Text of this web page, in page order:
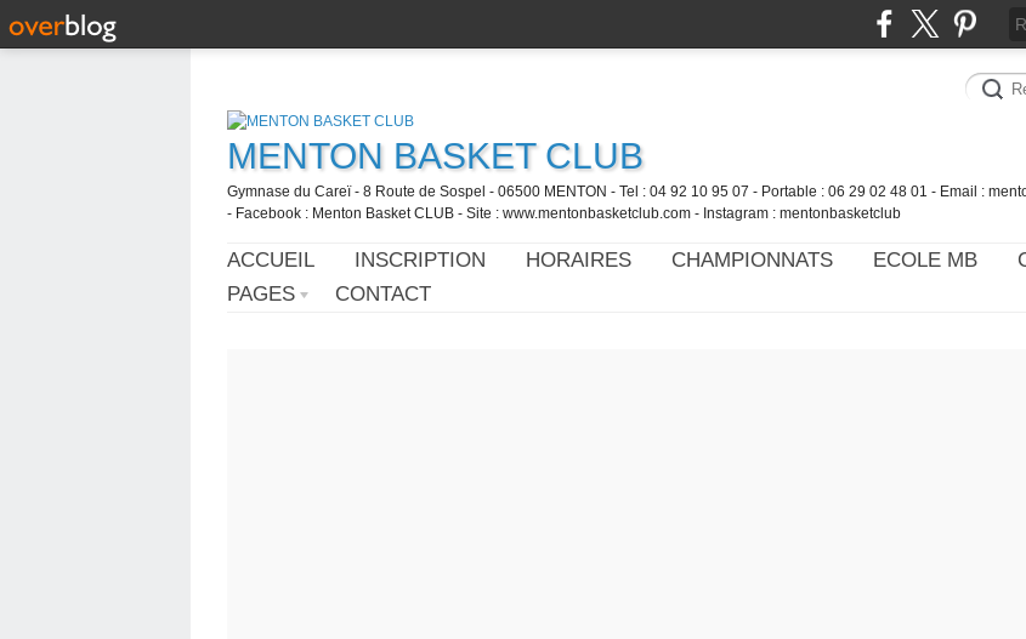
MENTON BASKET CLUB
Gymnase du Careï - 8 Route de Sospel - 06500 MENTON - Tel : 04 92 10 95 07 - Portable : 06 29 02 48 01 - Email :
- Facebook : Menton Basket CLUB - Site : www.mentonbasketclub.com - Instagram : mentonbasketclub
ACCUEIL INSCRIPTION HORAIRES CHAMPIONNATS ECOLE MB
PAGES
CONTACT